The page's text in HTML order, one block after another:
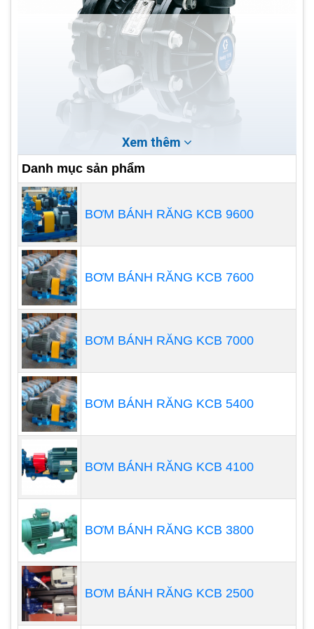
Hoạt động truyền không khí có hệ thống từ buồng
lắp ráp này sang buồng khác làm cho chất lỏng từ
buồng lắp ráp này chảy xuống ống thoát nước
bằng cách đổ đầy chất lỏng vào buồng lắp ráp
khác. Kết quả là, máy bơm có xung động trong
dòng xả, mà van điều tiết xung có thể giảm trong
đường ống phân phối.
Xem thêm
Danh mục sản phẩm
BƠM BÁNH RĂNG KCB 9600
BƠM BÁNH RĂNG KCB 7600
BƠM BÁNH RĂNG KCB 7000
BƠM BÁNH RĂNG KCB 5400
BƠM BÁNH RĂNG KCB 4100
BƠM BÁNH RĂNG KCB 3800
BƠM BÁNH RĂNG KCB 2500